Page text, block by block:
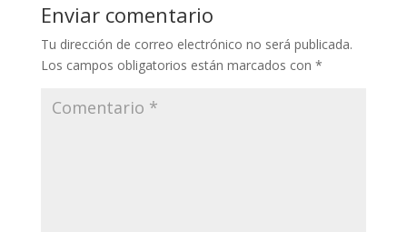
Enviar comentario
Tu dirección de correo electrónico no será publicada.
Los campos obligatorios están marcados con *